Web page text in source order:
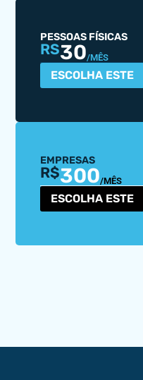
PESSOAS FÍSICAS
RS30/MÊS
ESCOLHA ESTE
EMPRESAS
R$300/MÊS
ESCOLHA ESTE